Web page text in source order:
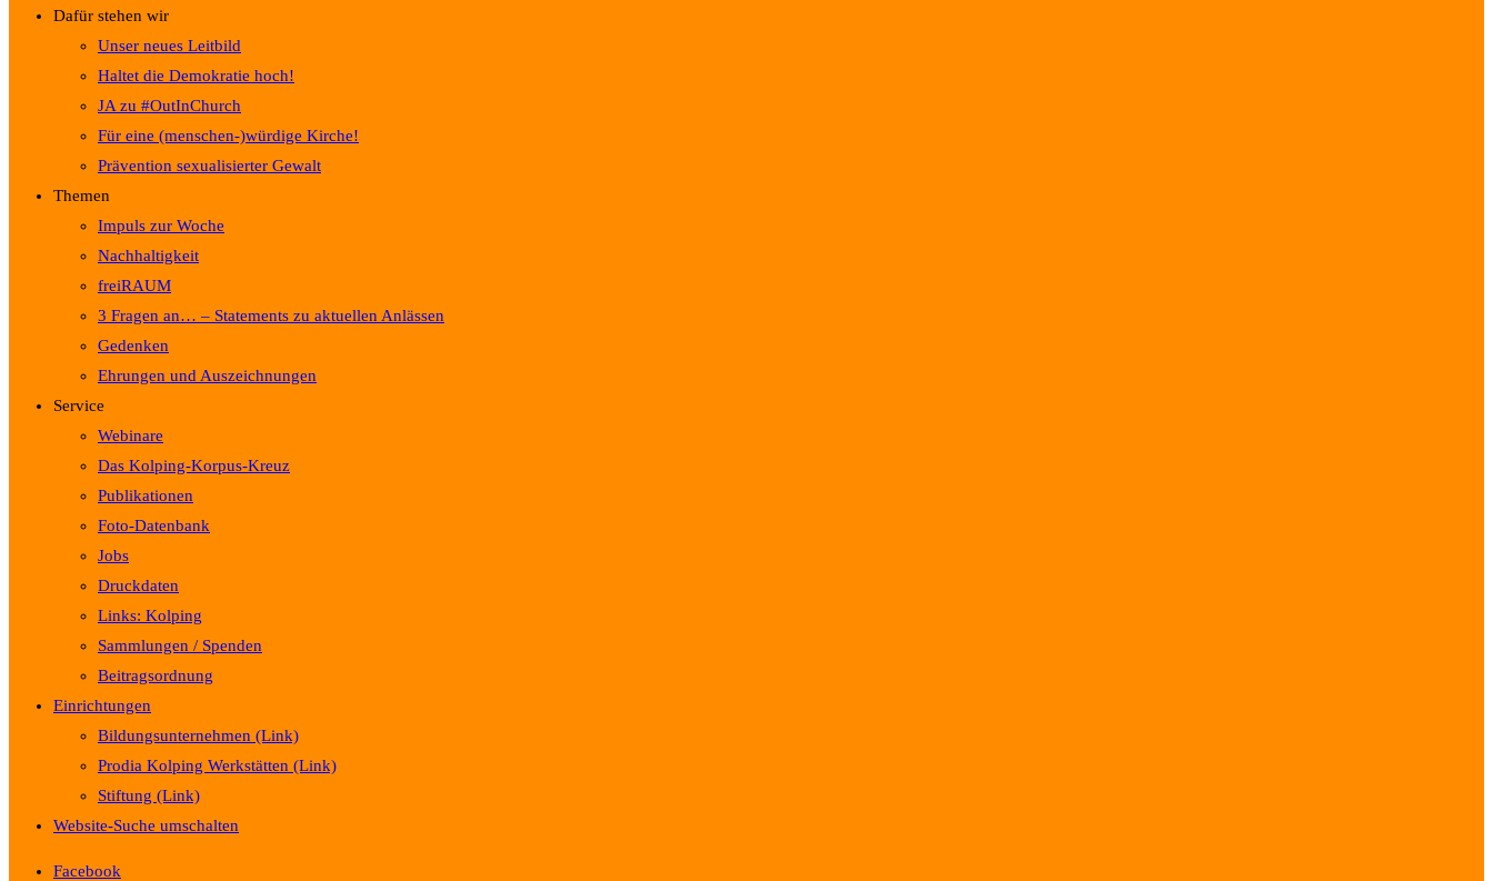
Dafür stehen wir
Unser neues Leitbild
Haltet die Demokratie hoch!
JA zu #OutInChurch
Für eine (menschen-)würdige Kirche!
Prävention sexualisierter Gewalt
Themen
Impuls zur Woche
Nachhaltigkeit
freiRAUM
3 Fragen an… – Statements zu aktuellen Anlässen
Gedenken
Ehrungen und Auszeichnungen
Service
Webinare
Das Kolping-Korpus-Kreuz
Publikationen
Foto-Datenbank
Jobs
Druckdaten
Links: Kolping
Sammlungen / Spenden
Beitragsordnung
Einrichtungen
Bildungsunternehmen (Link)
Prodia Kolping Werkstätten (Link)
Stiftung (Link)
Website-Suche umschalten
Facebook